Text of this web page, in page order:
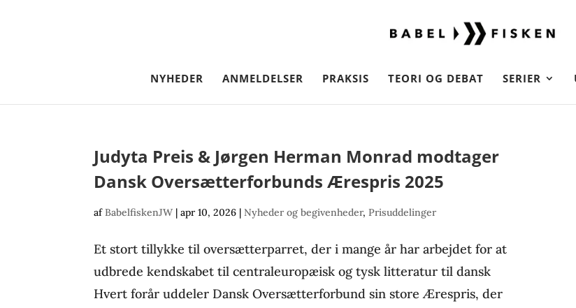
NYHEDER ANMELDELSER PRAKSIS TEORI OG DEBAT SERIER
Judyta Preis & Jørgen Herman Monrad modtager
Dansk Oversætterforbunds Ærespris 2025
afBabelfiskenJW |apr 10, 2026 |Nyheder og begivenheder,Prisuddelinger
Et stort tillykke til oversætterparret, der i mange år har arbejdet for at
udbrede kendskabet til centraleuropæisk og tysk litteratur til dansk
Hvert forår uddeler Dansk Oversætterforbund sin store Ærespris, der